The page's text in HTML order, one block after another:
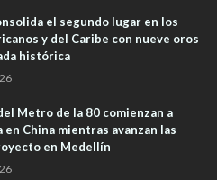
el segundo lugar en los
y del Caribe con nueve oros
histórica
Metro de la 80 comienzan a
en China mientras avanzan las
en Medellín